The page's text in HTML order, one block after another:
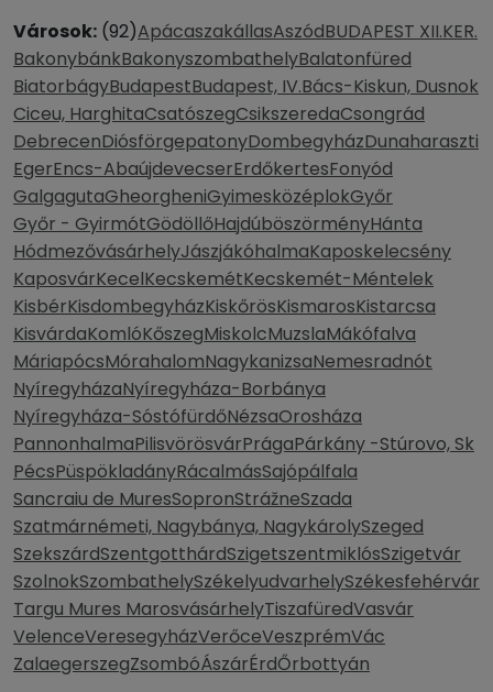
Városok: (92)ApácaszakállasAszódBUDAPEST XII.KER.
BakonybánkBakonyszombathelyBalatonfüred
BiatorbágyBudapestBudapest, IV.Bács-Kiskun, Dusnok
Ciceu, HarghitaCsatószegCsikszeredaCsongrád
DebrecenDiósförgepatonyDombegyházDunaharaszti
EgerEncs-AbaújdevecserErdőkertesFonyód
GalgagutaGheorgheniGyimesközéplokGyőr
Győr - GyirmótGödöllőHajdúböszörményHánta
HódmezővásárhelyJászjákóhalmaKaposkelecsény
KaposvárKecelKecskemétKecskemét-Méntelek
KisbérKisdombegyházKiskőrösKismarosKistarcsa
KisvárdaKomlóKőszegMiskolcMuzslaMákófalva
MáriapócsMórahalomNagykanizsaNemesradnót
NyíregyházaNyíregyháza-Borbánya
Nyíregyháza-SóstófürdőNézsaOrosháza
PannonhalmaPilisvörösvárPrágaPárkány -Stúrovo, Sk
PécsPüspökladányRácalmásSajópálfala
Sancraiu de MuresSopronStrážneSzada
Szatmárnémeti, Nagybánya, NagykárolySzeged
SzekszárdSzentgotthárdSzigetszentmiklósSzigetvár
SzolnokSzombathelySzékelyudvarhelySzékesfehérvár
Targu Mures MarosvásárhelyTiszafüredVasvár
VelenceVeresegyházVerőceVeszprémVác
ZalaegerszegZsombóÁszárÉrdŐrbottyán